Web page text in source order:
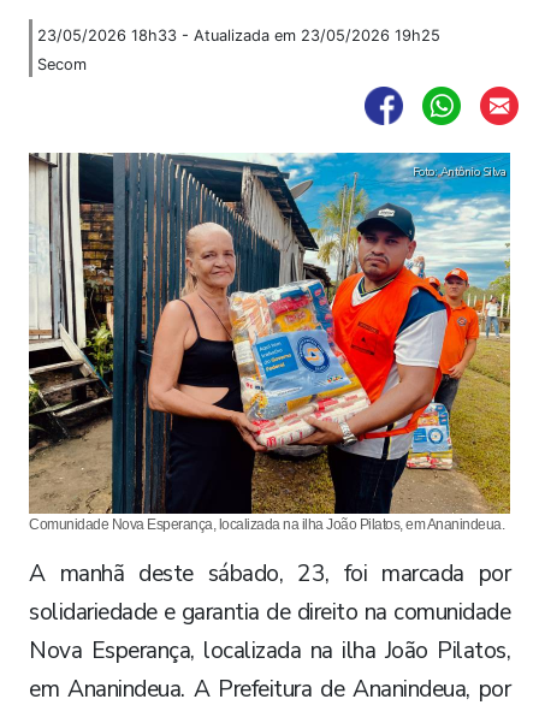
23/05/2026 18h33 - Atualizada em 23/05/2026 19h25
Secom
Comunidade Nova Esperança, localizada na ilha João Pilatos, em Ananindeua.
Foto: Antônio Silva
A manhã deste sábado, 23, foi marcada por
solidariedade e garantia de direito na comunidade
Nova Esperança, localizada na ilha João Pilatos,
em Ananindeua. A Prefeitura de Ananindeua, por